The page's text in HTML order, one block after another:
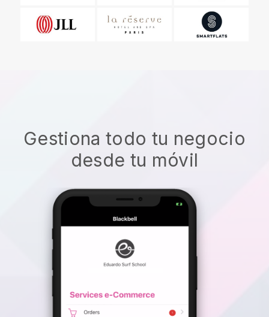
Gestiona todo tu negocio
desde tu móvil